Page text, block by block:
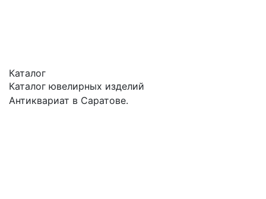
Каталог
Каталог ювелирных изделий
Антиквариат в Саратове.